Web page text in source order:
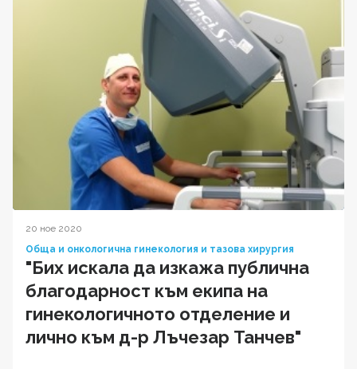
20 ное 2020
Обща и онкологична гинекология и тазова хирургия
"Бих искала да изкажа публична
благодарност към екипа на
гинекологичното отделение и
лично към д-р Лъчезар Танчев"